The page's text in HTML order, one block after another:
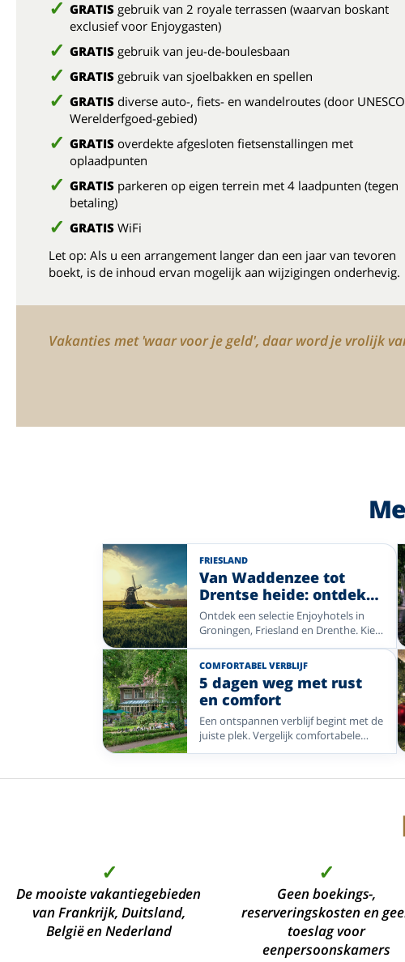
GRATIS gebruik van 2 royale terrassen (waarvan boskant
exclusief voor Enjoygasten)
GRATIS gebruik van jeu-de-boulesbaan
GRATIS gebruik van sjoelbakken en spellen
GRATIS diverse auto-, fiets- en wandelroutes (door UNESCO
Werelderfgoed-gebied)
GRATIS overdekte afgesloten fietsenstallingen met
oplaadpunten
GRATIS parkeren op eigen terrein met 4 laadpunten (tegen
betaling)
GRATIS WiFi
Let op: Als u een arrangement langer dan een jaar van tevoren
boekt, is de inhoud ervan mogelijk aan wijzigingen onderhevig.
Vakanties met 'waar voor je geld', daar word je vrolijk
FRIESLAND
Van Waddenzee tot
Drentse heide: ontdek
de rust en ruimte van
Noord-Nederland met
Enjoyhotels
Ontdek een selectie Enjoyhotels in
Groningen, Friesland en Drenthe. Kies
voor wellness, Friese meren,
Waddeneilanden, UNESCO-erfgoed of
bos en heide.
COMFORTABEL VERBLIJF
5 dagen weg met rust
en comfort
Een ontspannen verblijf begint met de
juiste plek. Vergelijk comfortabele
Enjoyhotels aan zee, op landgoederen
genieten.
✓
De mooiste vakantiegebieden
van Frankrijk, Duitsland,
België en Nederland
✓
Geen boekings-,
reserveringskosten en
toeslag voor
eenpersoonskamers